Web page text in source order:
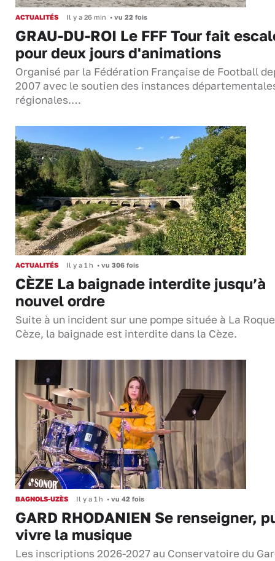
ACTUALITÉS Il y a 26 min • vu 22 fois
GRAU-DU-ROI Le FFF Tour fait
pour deux jours d'animations
Organisé par la Fédération Française de Football
2007 avec le soutien des instances
régionales.…
ACTUALITÉS Il y a 1 h • vu 306 fois
CÈZE La baignade interdite jusqu’à
nouvel ordre
Suite à un incident sur une pompe située à La
Cèze, la baignade est interdite dans la Cèze.
BAGNOLS-UZÈS Il y a 1 h • vu 42 fois
GARD RHODANIEN Se renseigner,
vivre la musique
Les inscriptions 2026-2027 au Conservatoire du